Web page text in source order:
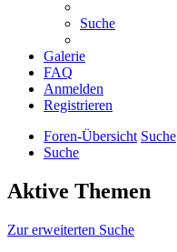
Suche
Galerie
FAQ
Anmelden
Registrieren
Foren-Übersicht Suche
Suche
Aktive Themen
Zur erweiterten Suche